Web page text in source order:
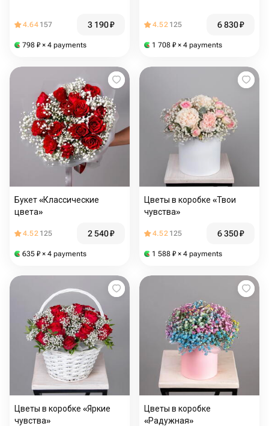
4.64 157 3 190₽
798 ₽ × 4 payments
4.52 125 6 830₽
1 708 ₽ × 4 payments
Букет «Классические
цвета»
4.52 125 2 540₽
635 ₽ × 4 payments
Цветы в коробке «Твои
чувства»
4.52 125 6 350₽
1 588 ₽ × 4 payments
Цветы в коробке «Яркие
чувства»
Цветы в коробке
«Радужная»